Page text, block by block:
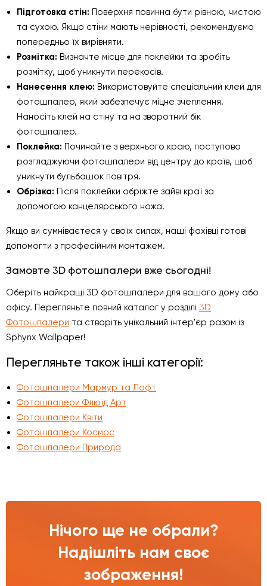
Підготовка стін: Поверхня повинна бути рівною, чистою
та сухою. Якщо стіни мають нерівності, рекомендуємо
попередньо їх вирівняти.
Розмітка: Визначте місце для поклейки та зробіть
розмітку, щоб уникнути перекосів.
Нанесення клею: Використовуйте спеціальний клей для
фотошпалер, який забезпечує міцне зчеплення.
Наносіть клей на стіну та на зворотний бік
фотошпалер.
Поклейка: Починайте з верхнього краю, поступово
розгладжуючи фотошпалери від центру до країв, щоб
уникнути бульбашок повітря.
Обрізка: Після поклейки обріжте зайві краї за
допомогою канцелярського ножа.
Якщо ви сумніваєтеся у своїх силах, наші фахівці готові
допомогти з професійним монтажем.
Замовте 3D фотошпалери вже сьогодні!
Оберіть найкращі 3D фотошпалери для вашого дому або
офісу. Перегляньте повний каталог у розділі 3D
Фотошпалери та створіть унікальний інтер'єр разом із
Sphynx Wallpaper!
Перегляньте також інші категорії:
Фотошпалери Мармур та Лофт
Фотошпалери Флюїд Арт
Фотошпалери Квіти
Фотошпалери Космос
Фотошпалери Природа
Нічого ще не обрали?
Надішліть нам своє
зображення!